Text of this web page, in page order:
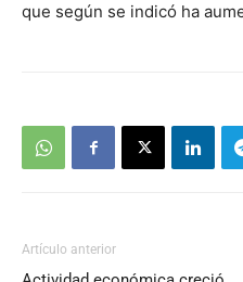
que según se indicó ha
Artículo anterior